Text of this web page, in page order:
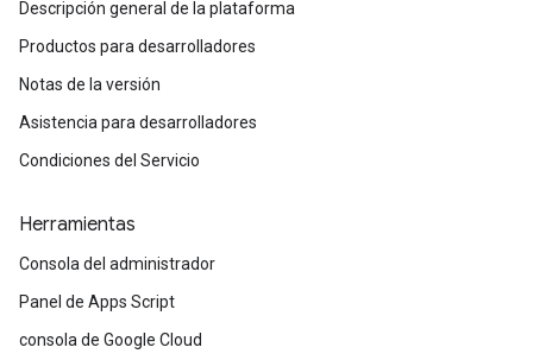
Descripción general de la plataforma
Productos para desarrolladores
Notas de la versión
Asistencia para desarrolladores
Condiciones del Servicio
Herramientas
Consola del administrador
Panel de Apps Script
consola de Google Cloud